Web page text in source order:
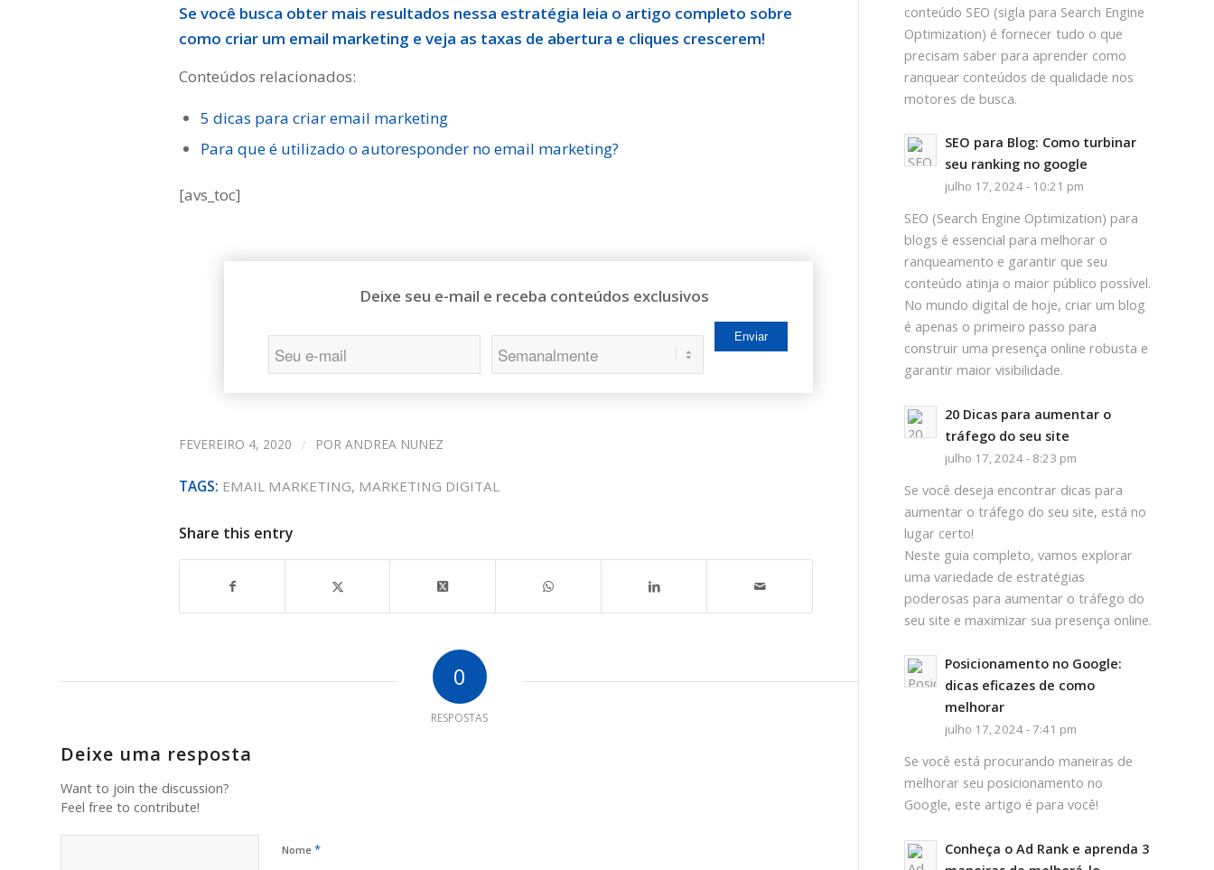
Se você busca obter mais resultados nessa estratégia leia o artigo completo sobre
como criar um email marketing e veja as taxas de abertura e cliques crescerem!
Conteúdos relacionados:
5 dicas para criar email marketing
Para que é utilizado o autoresponder no email marketing?
[avs_toc]
Deixe seu e-mail e receba conteúdos exclusivos
FEVEREIRO 4, 2020 / POR ANDREA NUNEZ
TAGS: EMAIL MARKETING, MARKETING DIGITAL
Share this entry
0
RESPOSTAS
Deixe uma resposta
Want to join the discussion?
Feel free to contribute!
Nome *
conteúdo SEO (sigla para Search Engine
Optimization) é fornecer tudo o que
precisam saber para aprender como
ranquear conteúdos de qualidade nos
motores de busca.
SEO para Blog: Como turbinar
seu ranking no google
julho 17, 2024 - 10:21 pm
SEO (Search Engine Optimization) para
blogs é essencial para melhorar o
ranqueamento e garantir que seu
conteúdo atinja o maior público possível.
No mundo digital de hoje, criar um blog
é apenas o primeiro passo para
construir uma presença online robusta e
garantir maior visibilidade.
20 Dicas para aumentar o
tráfego do seu site
julho 17, 2024 - 8:23 pm
Se você deseja encontrar dicas para
aumentar o tráfego do seu site, está no
lugar certo!
Neste guia completo, vamos explorar
uma variedade de estratégias
poderosas para aumentar o tráfego do
seu site e maximizar sua presença online.
Posicionamento no Google:
dicas eficazes de como
melhorar
julho 17, 2024 - 7:41 pm
Se você está procurando maneiras de
melhorar seu posicionamento no
Google, este artigo é para você!
Conheça o Ad Rank e aprenda 3